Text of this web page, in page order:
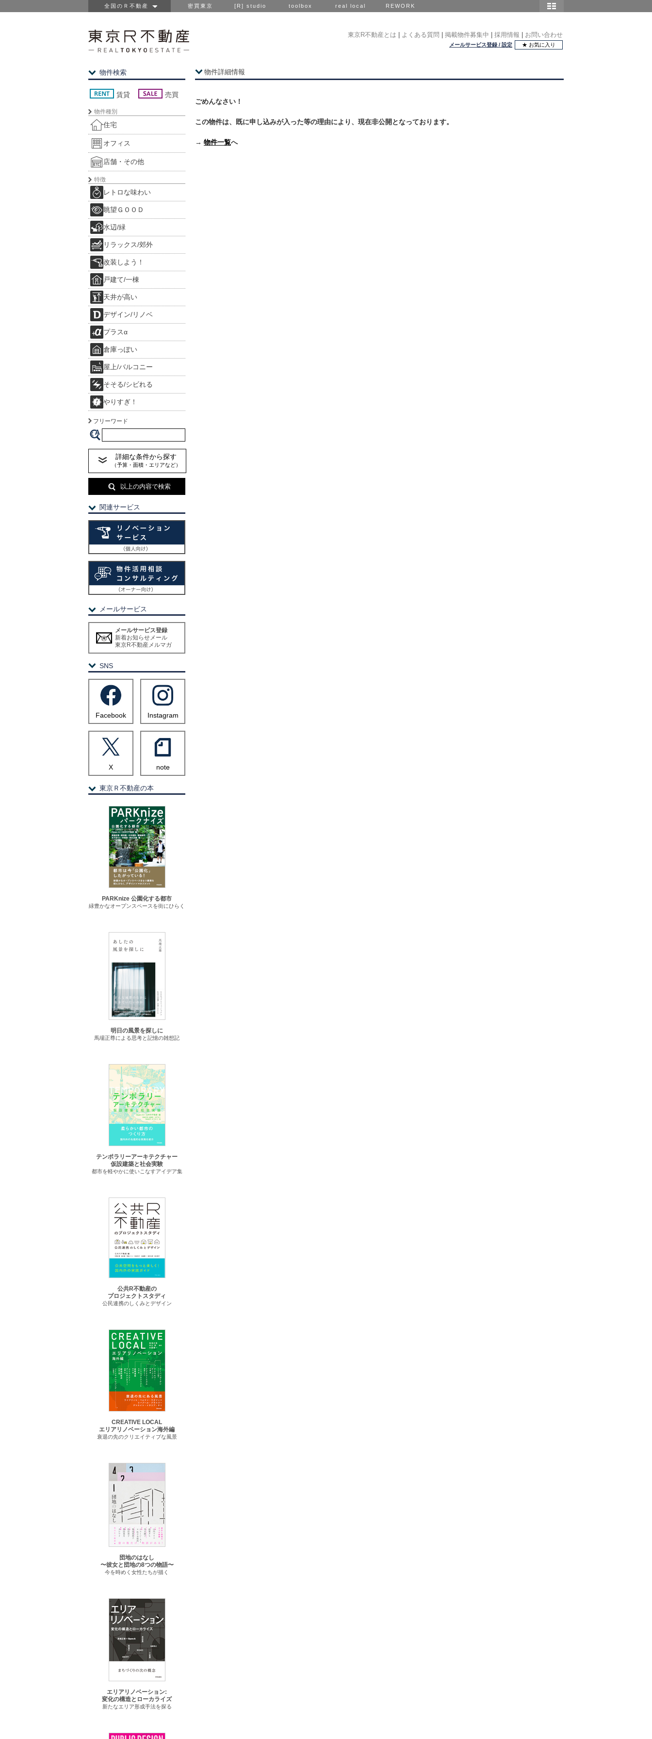
全国のＲ不動産 密買東京 [R] studio toolbox real local REWORK
東京R不動産とは よくある質問 掲載物件募集中 採用情報 お問い合わせ
メールサービス登録 / 設定 ★ お気に入り
物件詳細情報
ごめんなさい！
この物件は、既に申し込みが入った等の理由により、現在非公開となっております。
→ 物件一覧へ
物件検索
賃貸 売買
物件種別
住宅
オフィス
店舗・その他
特徴
レトロな味わい
眺望ＧＯＯＤ
水辺/緑
リラックス/郊外
改装しよう！
戸建て/一棟
天井が高い
デザイン/リノベ
プラスα
倉庫っぽい
屋上/バルコニー
そそる/シビれる
やりすぎ！
フリーワード
詳細な条件から探す
（予算・面積・エリアなど）
以上の内容で検索
関連サービス
メールサービス
メールサービス登録
新着お知らせメール
東京R不動産メルマガ
SNS
Facebook Instagram
X note
東京Ｒ不動産の本
PARKnize 公園化する都市
緑豊かなオープンスペースを街にひらく
明日の風景を探しに
馬場正尊による思考と記憶の雑想記
テンポラリーアーキテクチャー
仮設建築と社会実験
都市を軽やかに使いこなすアイデア集
公共R不動産の
プロジェクトスタディ
公民連携のしくみとデザイン
CREATIVE LOCAL
エリアリノベーション海外編
衰退の先のクリエイティブな風景
団地のはなし
〜彼女と団地の8つの物語〜
今を時めく女性たちが描く
エリアリノベーション:
変化の構造とローカライズ
新たなエリア形成手法を探る